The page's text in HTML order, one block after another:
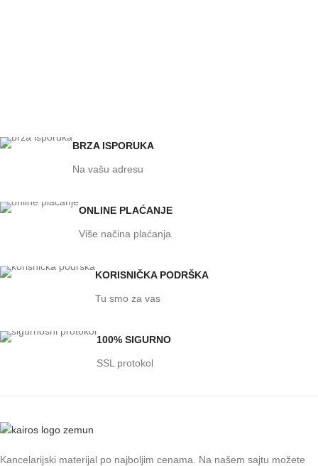
BRZA ISPORUKA
Na vašu adresu
ONLINE PLAĆANJE
Više načina plaćanja
KORISNIČKA PODRŠKA
Tu smo za vas
100% SIGURNO
SSL protokol
Kancelarijski materijal po najboljim cenama. Na našem sajtu možete